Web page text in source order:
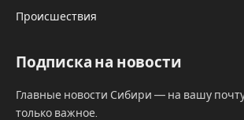
Происшествия
Подписка на новости
Главные новости Сибири — на вашу
только важное.